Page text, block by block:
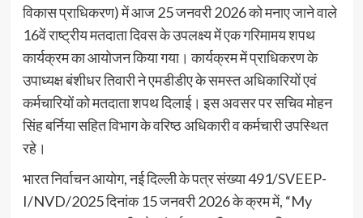
विकास प्राधिकरण) में आज 25 जनवरी 2026 को मनाए जाने वाले
16वें राष्ट्रीय मतदाता दिवस के उपलक्ष्य में एक गरिमामय शपथ
कार्यक्रम का आयोजन किया गया। कार्यक्रम में प्राधिकरण के
उपाध्यक्ष बंशीधर तिवारी ने एमडीडीए के समस्त अधिकारियों एवं
कर्मचारियों को मतदाता शपथ दिलाई। इस अवसर पर सचिव मोहन
सिंह बर्निया सहित विभाग के वरिष्ठ अधिकारी व कर्मचारी उपस्थित
रहे।
भारत निर्वाचन आयोग, नई दिल्ली के पत्र संख्या 491/SVEEP-
I/NVD/2025 दिनांक 15 जनवरी 2026 के क्रम में, “My